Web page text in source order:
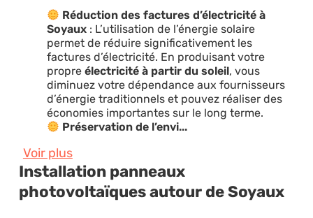
Réduction des factures d’électricité à
Soyaux: L’utilisation de l’énergie solaire
permet de réduire significativement les
factures d’électricité. En produisant votre
propre électricité à partir du soleil, vous
diminuez votre dépendance aux fournisseurs
d’énergie traditionnels et pouvez réaliser des
économies importantes sur le long terme.
Préservation de l’envi...
Voir plus
Installation panneaux
photovoltaïques autour de Soyaux